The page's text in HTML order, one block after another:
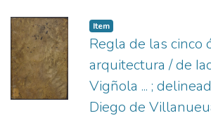
Item
Regla de las cinco
arquitectura / de
Vigñola ... ;
Diego de